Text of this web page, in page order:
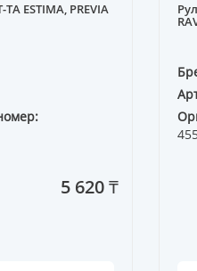
ESTIMA, PREVIA
5 620 ₸